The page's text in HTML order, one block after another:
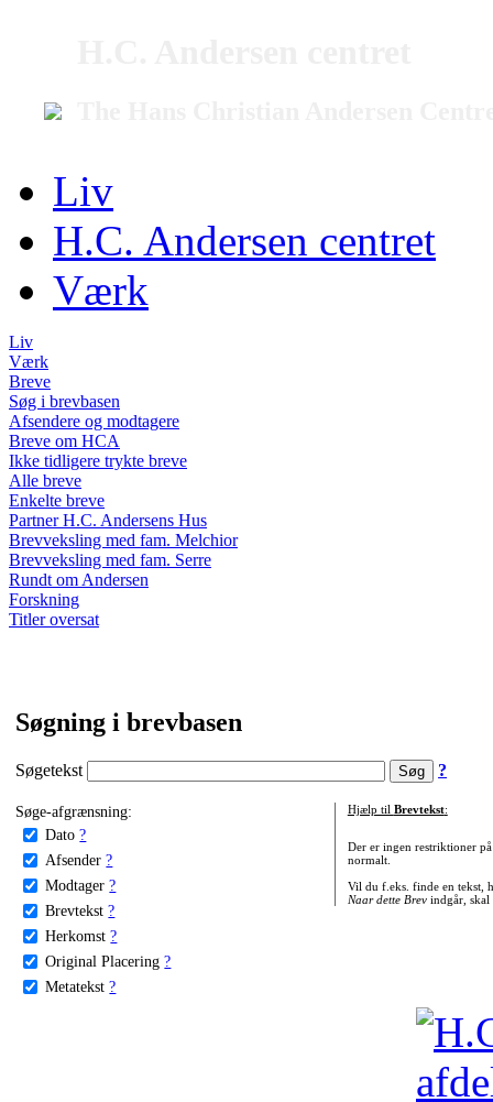
Liv
H.C. Andersen centret
Værk
Liv
Værk
Breve
Søg i brevbasen
Afsendere og modtagere
Breve om HCA
Ikke tidligere trykte breve
Alle breve
Enkelte breve
Partner H.C. Andersens Hus
Brevveksling med fam. Melchior
Brevveksling med fam. Serre
Rundt om Andersen
Forskning
Titler oversat
Søgning i brevbasen
Søgetekst ?
Søge-afgrænsning:
Dato ?
Afsender ?
Modtager ?
Brevtekst ?
Herkomst ?
Original Placering ?
Metatekst ?
Hjælp til Brevtekst:
Der er ingen restriktioner
normalt.
Vil du f.eks. finde en tekst,
Naar dette Brevindgår, skal